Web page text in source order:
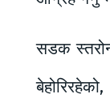
सडक